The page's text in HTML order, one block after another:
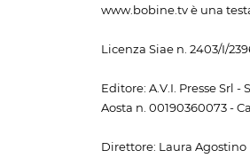
www.bobine.tv è una
Licenza Siae n. 2403/I/
Editore: A.V.I. Presse Srl
Aosta n. 00190360073 -
Direttore: Laura Agostino